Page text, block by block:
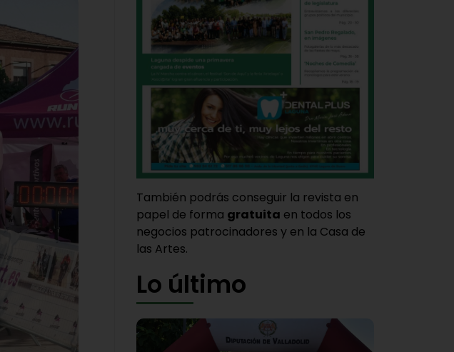
También podrás conseguir la revista en
papel de forma gratuita en todos los
negocios patrocinadores y en la Casa de
las Artes.
Lo último